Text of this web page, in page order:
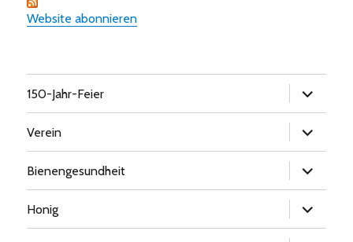
Website abonnieren
150-Jahr-Feier
öffnen
Verein
öffnen
Bienengesundheit
öffnen
Honig
öffnen